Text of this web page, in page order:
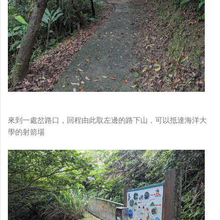
來到一處岔路口，回程由此取左邊的路下山，可以抵達海洋大
學的射箭場